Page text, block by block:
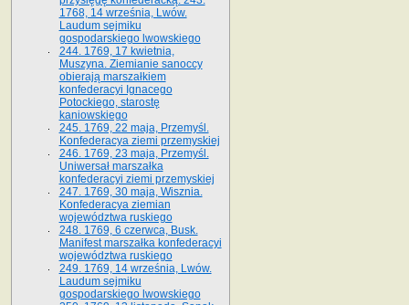
1768, 14 września, Lwów.
Laudum sejmiku
gospodarskiego lwowskiego
244. 1769, 17 kwietnia,
Muszyna. Ziemianie sanoccy
obierają marszałkiem
konfederacyi Ignacego
Potockiego, starostę
kaniowskiego
245. 1769, 22 maja, Przemyśl.
Konfederacya ziemi przemyskiej
246. 1769, 23 maja, Przemyśl.
Uniwersał marszałka
konfederacyi ziemi przemyskiej
247. 1769, 30 maja, Wisznia.
Konfederacya ziemian
województwa ruskiego
248. 1769, 6 czerwca, Busk.
Manifest marszałka konfederacyi
województwa ruskiego
249. 1769, 14 września, Lwów.
Laudum sejmiku
gospodarskiego lwowskiego